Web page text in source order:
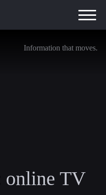
Information that moves.
online TV